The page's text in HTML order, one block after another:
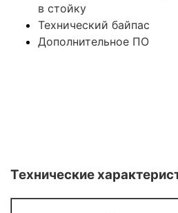
в стойку
Технический байпас
Дополнительное ПО
Технические